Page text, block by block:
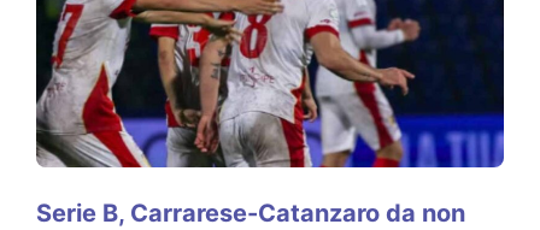
Serie B, Carrarese-Catanzaro da non